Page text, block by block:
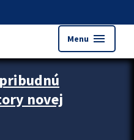
Menu menu
novej